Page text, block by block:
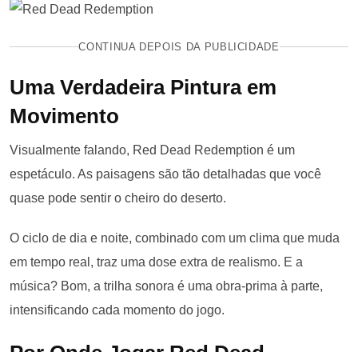
CONTINUA DEPOIS DA PUBLICIDADE
Uma Verdadeira Pintura em
Movimento
Visualmente falando, Red Dead Redemption é um
espetáculo. As paisagens são tão detalhadas que você
quase pode sentir o cheiro do deserto.
O ciclo de dia e noite, combinado com um clima que muda
em tempo real, traz uma dose extra de realismo. E a
música? Bom, a trilha sonora é uma obra-prima à parte,
intensificando cada momento do jogo.